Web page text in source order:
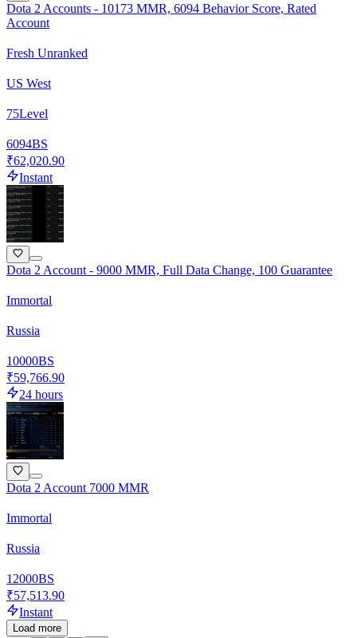
Dota 2 Accounts - 10173 MMR, 6094 Behavior Score, Rated
Account
Fresh Unranked
US West
75Level
6094BS
₹62,020.90
Instant
Dota 2 Account - 9000 MMR, Full Data Change, 100 Guarantee
Immortal
Russia
10000BS
₹59,766.90
24 hours
Dota 2 Account 7000 MMR
Immortal
Russia
12000BS
₹57,513.90
Instant
Load more